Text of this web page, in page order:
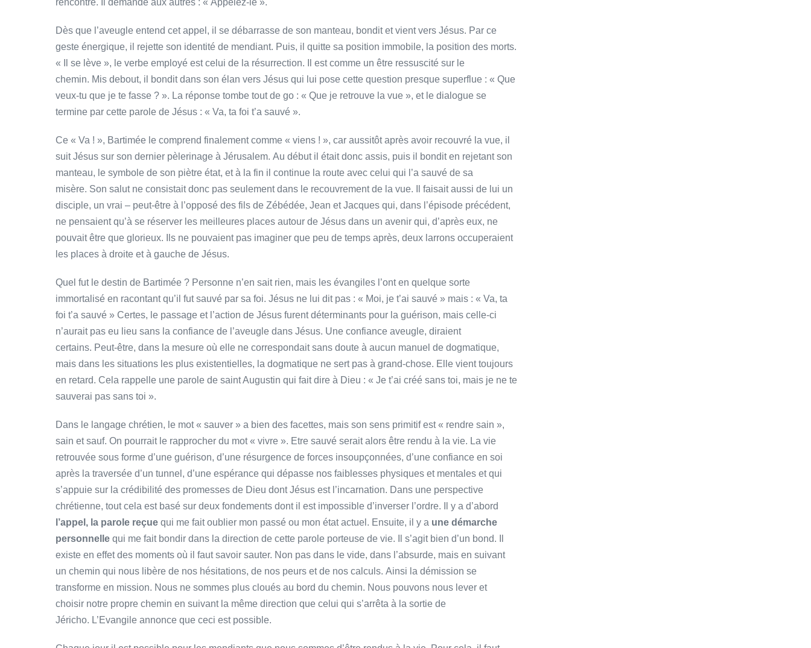
rencontre. Il demande aux autres : « Appelez-le ».
Dès que l’aveugle entend cet appel, il se débarrasse de son manteau, bondit et vient vers Jésus. Par ce
geste énergique, il rejette son identité de mendiant. Puis, il quitte sa position immobile, la position des morts.
« Il se lève », le verbe employé est celui de la résurrection. Il est comme un être ressuscité sur le
chemin. Mis debout, il bondit dans son élan vers Jésus qui lui pose cette question presque superflue : « Que
veux-tu que je te fasse ? ». La réponse tombe tout de go : « Que je retrouve la vue », et le dialogue se
termine par cette parole de Jésus : « Va, ta foi t’a sauvé ».
Ce « Va ! », Bartimée le comprend finalement comme « viens ! », car aussitôt après avoir recouvré la vue, il
suit Jésus sur son dernier pèlerinage à Jérusalem. Au début il était donc assis, puis il bondit en rejetant son
manteau, le symbole de son piètre état, et à la fin il continue la route avec celui qui l’a sauvé de sa
misère. Son salut ne consistait donc pas seulement dans le recouvrement de la vue. Il faisait aussi de lui un
disciple, un vrai – peut-être à l’opposé des fils de Zébédée, Jean et Jacques qui, dans l’épisode précédent,
ne pensaient qu’à se réserver les meilleures places autour de Jésus dans un avenir qui, d’après eux, ne
pouvait être que glorieux. Ils ne pouvaient pas imaginer que peu de temps après, deux larrons occuperaient
les places à droite et à gauche de Jésus.
Quel fut le destin de Bartimée ? Personne n’en sait rien, mais les évangiles l’ont en quelque sorte
immortalisé en racontant qu’il fut sauvé par sa foi. Jésus ne lui dit pas : « Moi, je t’ai sauvé » mais : « Va, ta
foi t’a sauvé » Certes, le passage et l’action de Jésus furent déterminants pour la guérison, mais celle-ci
n’aurait pas eu lieu sans la confiance de l’aveugle dans Jésus. Une confiance aveugle, diraient
certains. Peut-être, dans la mesure où elle ne correspondait sans doute à aucun manuel de dogmatique,
mais dans les situations les plus existentielles, la dogmatique ne sert pas à grand-chose. Elle vient toujours
en retard. Cela rappelle une parole de saint Augustin qui fait dire à Dieu : « Je t’ai créé sans toi, mais je ne te
sauverai pas sans toi ».
Dans le langage chrétien, le mot « sauver » a bien des facettes, mais son sens primitif est « rendre sain »,
sain et sauf. On pourrait le rapprocher du mot « vivre ». Etre sauvé serait alors être rendu à la vie. La vie
retrouvée sous forme d’une guérison, d’une résurgence de forces insoupçonnées, d’une confiance en soi
après la traversée d’un tunnel, d’une espérance qui dépasse nos faiblesses physiques et mentales et qui
s’appuie sur la crédibilité des promesses de Dieu dont Jésus est l’incarnation. Dans une perspective
chrétienne, tout cela est basé sur deux fondements dont il est impossible d’inverser l’ordre. Il y a d’abord
l’appel, la parole reçue qui me fait oublier mon passé ou mon état actuel. Ensuite, il y a une démarche
personnelle qui me fait bondir dans la direction de cette parole porteuse de vie. Il s’agit bien d’un bond. Il
existe en effet des moments où il faut savoir sauter. Non pas dans le vide, dans l’absurde, mais en suivant
un chemin qui nous libère de nos hésitations, de nos peurs et de nos calculs. Ainsi la démission se
transforme en mission. Nous ne sommes plus cloués au bord du chemin. Nous pouvons nous lever et
choisir notre propre chemin en suivant la même direction que celui qui s’arrêta à la sortie de
Jéricho. L’Evangile annonce que ceci est possible.